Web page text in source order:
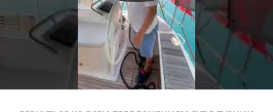
19/07/2024-2025 - 29/08/2025 €5.400
30/08/2024-2025 - 17/10/2025 €5.700
18/10/2024-2025 - 07/11/2025 €5.100
08/11/2024-2025 - 31/12/2025 €4.200